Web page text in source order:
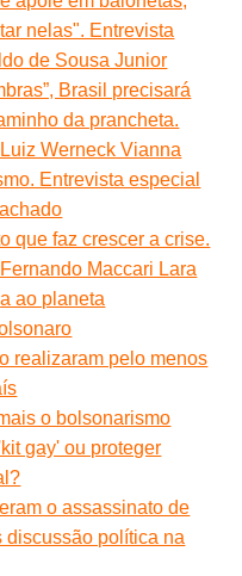
nelas". Entrevista
de Sousa Junior
Brasil precisará
da prancheta.
Werneck Vianna
Entrevista especial
que faz crescer a crise.
Maccari Lara
ao planeta
realizaram pelo menos
o bolsonarismo
gay' ou proteger
o assassinato de
discussão política na